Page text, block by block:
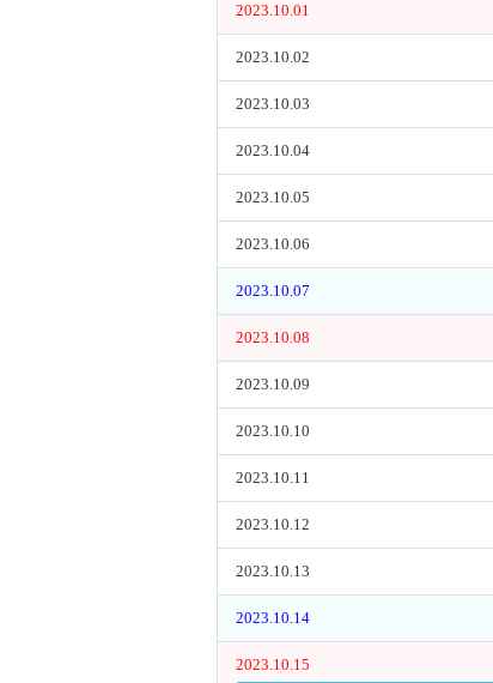
2023.10.01
2023.10.02
2023.10.03
2023.10.04
2023.10.05
2023.10.06
2023.10.07
2023.10.08
2023.10.09
2023.10.10
2023.10.11
2023.10.12
2023.10.13
2023.10.14
2023.10.15